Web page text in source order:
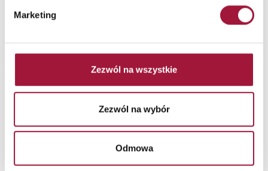
Marketing
Zezwól na wszystkie
Zezwól na wybór
Odmowa
poinformowany/a, że udzielona przez mnie zgoda może być
odwołana w każdym czasie. Więcej informacji w naszej
Polityce